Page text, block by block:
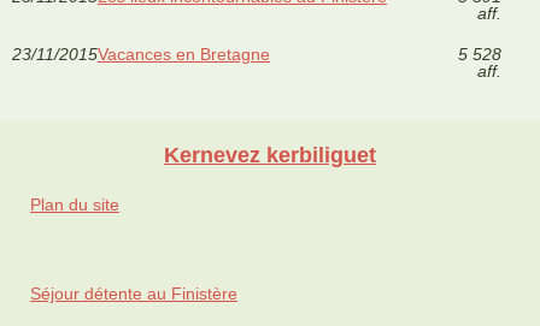
aff.
23/11/2015Vacances en Bretagne
5 528
aff.
Kernevez kerbiliguet
Plan du site
Séjour détente au Finistère